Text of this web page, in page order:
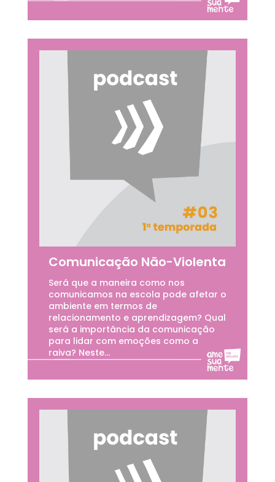
Comunicação Não-Violenta
Será que a maneira como nos
comunicamos na escola pode afetar o
ambiente em termos de
relacionamento e aprendizagem? Qual
será a importância da comunicação
para lidar com emoções como a
raiva? Neste...